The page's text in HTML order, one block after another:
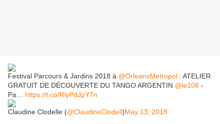
Festival Parcours & Jardins 2018 à @OrleansMetropol : ATELIER
GRATUIT DE DÉCOUVERTE DU TANGO ARGENTIN @le108 -
Pa… https://t.co/RlyPdJpY7n
Claudine Clodelle (@ClaudineClodell)May 13, 2018